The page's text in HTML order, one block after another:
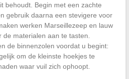
behoudt. Begin met een zachte
gebruik daarna een stevigere voor
werken Marseillezeep en lauw
materialen aan te tasten.
de binnenzolen voordat u begint:
om de kleinste hoekjes te
waar vuil zich ophoopt.